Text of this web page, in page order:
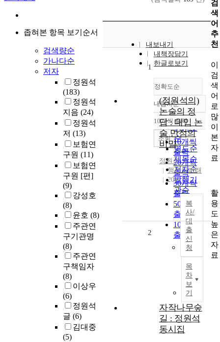
좁혀본 항목 보기순서
검색량순
가나다순
저자
정원석
(183)
정원석
지음 (24)
정원석
저 (13)
보험연
구원 (11)
보험연
구원 [편]
(9)
강성호
(8)
윤호 (8)
주관연
구기관명
(8)
주관연
구책임자
(8)
이상우
(6)
정원석
글 (6)
김대중
(5)
내보내기
내책장담기
한글로보기
정확도순
정확도
순
인기도
순
연도순
제목순
저자순
발행기
관순
내림차순
내림차순
10개씩 출력
10개씩
출력
20개씩
출력
30개씩
출력
50개씩
출력
100개씩
출력
조회
1
(정원석의)
논술의 정
답 : 대입 논
술 만점의
비밀
정원석
행복한미래
2011
복
사/
대
출
신
청
목
차
보
기
2
자작나무숲
길 : 정원석
동시집
검
색
어
추
천
이
검
색
어
로
많
이
본
자
료
활
용
도
높
은
자
료